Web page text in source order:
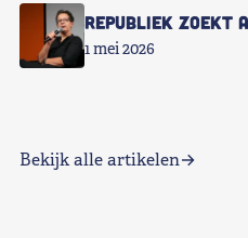
Republiek zoekt
1 mei 2026
Bekijk alle artikelen